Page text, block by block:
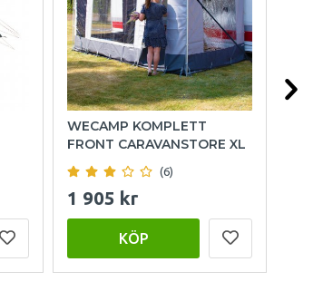
WECAMP KOMPLETT
FRONT CARAVANSTORE XL
(6)
1 905 kr
KÖP